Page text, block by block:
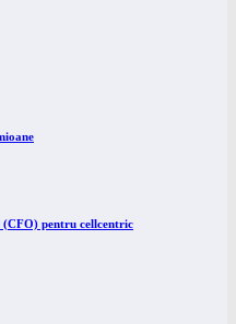
pentru cellcentric